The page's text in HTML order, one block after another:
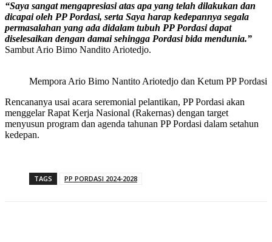
“Saya sangat mengapresiasi atas apa yang telah dilakukan dan
dicapai oleh PP Pordasi, serta Saya harap kedepannya segala
permasalahan yang ada didalam tubuh PP Pordasi dapat
diselesaikan dengan damai sehingga Pordasi bida mendunia.”
Sambut Ario Bimo Nandito Ariotedjo.
Mempora Ario Bimo Nantito Ariotedjo dan Ketum PP Pordasi
Rencananya usai acara seremonial pelantikan, PP Pordasi akan
menggelar Rapat Kerja Nasional (Rakernas) dengan target
menyusun program dan agenda tahunan PP Pordasi dalam setahun
kedepan.
TAGS PP PORDASI 2024-2028